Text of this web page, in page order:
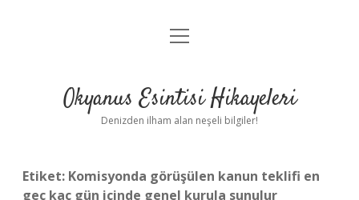
Anasayfa
Yasal Uyarı
menüyü
Okyanus Esintisi Hikayeleri
Denizden ilham alan neşeli bilgiler!
Etiket: Komisyonda görüşülen kanun teklifi en
geç kaç gün içinde genel kurula sunulur